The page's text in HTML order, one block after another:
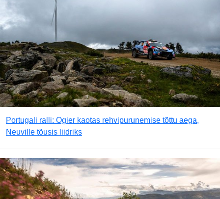
Portugali ralli: Ogier kaotas rehvipurunemise tõttu aega,
Neuville tõusis liidriks